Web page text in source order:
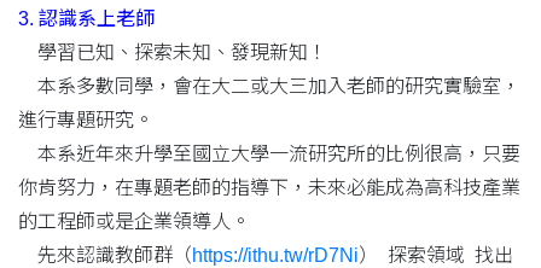
3. 認識系上老師
學習已知、探索未知、發現新知！
本系多數同學，會在大二或大三加入老師的研究實驗室，
進行專題研究。
本系近年來升學至國立大學一流研究所的比例很高，只要
你肯努力，在專題老師的指導下，未來必能成為高科技產業
的工程師或是企業領導人。
先來認識教師群（ https://ithu.tw/rD7Ni） 探索領域 找出